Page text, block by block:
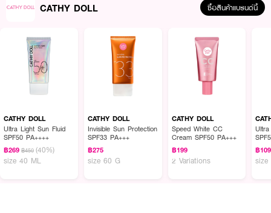
CATHY DOLL ซื้อสินค้าแบรนด์นี้
CATHY DOLL
Ultra Light Sun Fluid
SPF50 PA++++
฿269 ฿450 (40%)
size 40 ML
CATHY DOLL
Invisible Sun Protection
SPF33 PA+++
฿275
size 60 G
CATHY DOLL
Speed White CC
Cream SPF50 PA+++
฿199
2 Variations
฿109
size